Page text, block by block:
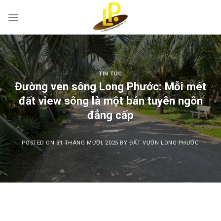
TIN TỨC
Đường ven sông Long Phước: Mỗi mét
đất view sông là một bản tuyên ngôn
đẳng cấp
POSTED ON31 THÁNG MƯỜI, 2025 BY ĐẤT VƯỜN LONG PHƯỚC